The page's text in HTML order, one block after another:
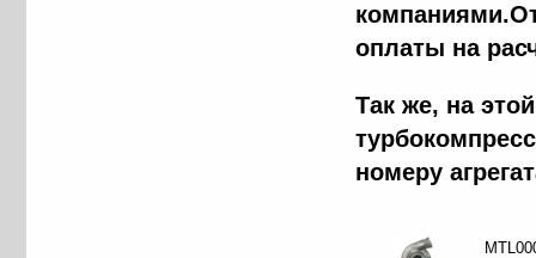
оплаты на
Tак же, на
номеру